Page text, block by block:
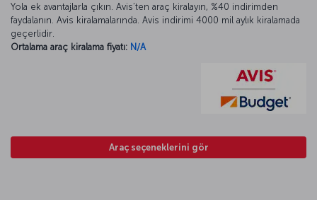
Yola ek avantajlarla çıkın. Avis’ten araç kiralayın, %40 indirimden
faydalanın. Avis kiralamalarında. Avis indirimi 4000 mil aylık kiralamada
geçerlidir.
Ortalama araç kiralama fiyatı: N/A
Araç seçeneklerini gör